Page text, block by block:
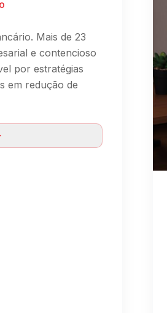
Mais de 23
e contencioso
por estratégias
em redução de